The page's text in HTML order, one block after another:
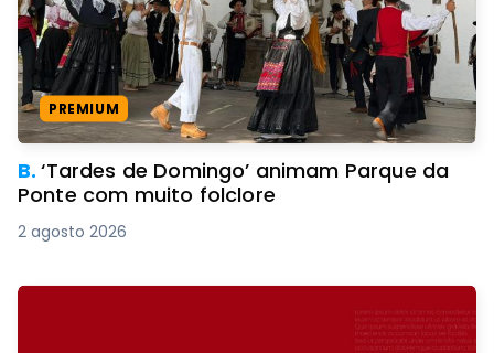
PREMIUM
B.‘Tardes de Domingo’ animam Parque da
Ponte com muito folclore
2 agosto 2026